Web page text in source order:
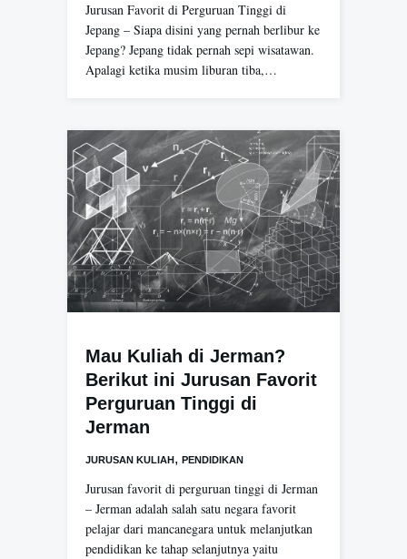
Jurusan Favorit di Perguruan Tinggi di
Jepang – Siapa disini yang pernah berlibur ke
Jepang? Jepang tidak pernah sepi wisatawan.
Apalagi ketika musim liburan tiba,…
Mau Kuliah di Jerman?
Berikut ini Jurusan Favorit
Perguruan Tinggi di
Jerman
JURUSAN KULIAH , PENDIDIKAN
Jurusan favorit di perguruan tinggi di Jerman
– Jerman adalah salah satu negara favorit
pelajar dari mancanegara untuk melanjutkan
pendidikan ke tahap selanjutnya yaitu